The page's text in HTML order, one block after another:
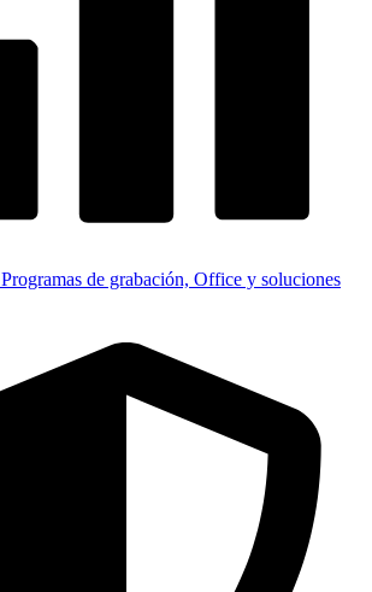
Programas de grabación, Office y soluciones